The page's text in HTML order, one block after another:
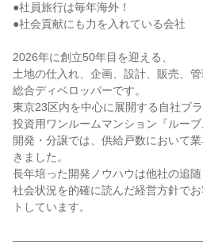
●社員旅行は毎年海外！
●社会貢献にも力を入れている会社
2026年に創立50年目を迎える、
土地の仕入れ、企画、設計、販売、
総合ディベロッパーです。
東京23区内を中心に展開する自社ブ
投資用ワンルームマンション『ルー
開発・分譲では、供給戸数において
きました。
長年培った開発ノウハウは他社の追随
社会状況を的確に読んだ経営方針で
トしています。